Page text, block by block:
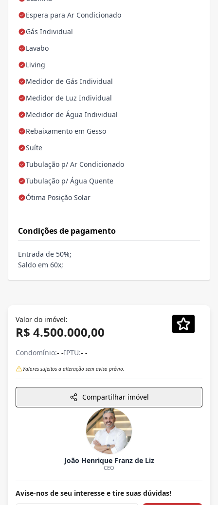
Espera para Ar Condicionado
Gás Individual
Lavabo
Living
Medidor de Gás Individual
Medidor de Luz Individual
Medidor de Água Individual
Rebaixamento em Gesso
Suíte
Tubulação p/ Ar Condicionado
Tubulação p/ Água Quente
Ótima Posição Solar
Condições de pagamento
Entrada de 50%;
Saldo em 60x;
Valor do imóvel:
R$ 4.500.000,00
Condomínio:- -IPTU:- -
Valores sujeitos a alteração sem aviso prévio.
Compartilhar imóvel
João Henrique Franz de Liz
CEO
Avise-nos de seu interesse e tire suas dúvidas!